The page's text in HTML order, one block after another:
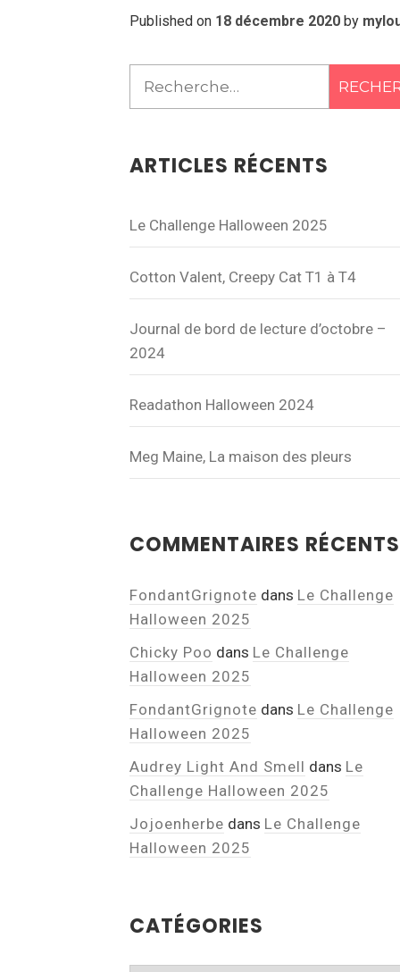
Published on 18 décembre 2020by
Rechercher :
ARTICLES RÉCENTS
Le Challenge Halloween 2025
Cotton Valent, Creepy Cat T1 à T4
Journal de bord de lecture d’octobre –
2024
Readathon Halloween 2024
Meg Maine, La maison des pleurs
COMMENTAIRES RÉCENTS
FondantGrignote dans Le Challenge
Halloween 2025
Chicky Poo dans Le Challenge
Halloween 2025
FondantGrignote dans Le Challenge
Halloween 2025
Audrey Light And Smell dans Le
Challenge Halloween 2025
Jojoenherbe dans Le Challenge
Halloween 2025
CATÉGORIES